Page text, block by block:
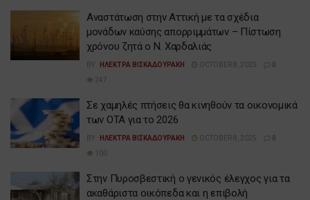
Αναστάτωση στην Αττική με τα σχέδια
μονάδων καύσης απορριμμάτων – Πίστωση
χρόνου ζητά ο Ν. Χαρδαλιάς
BY ΗΛΕΚΤΡΑ ΒΙΣΚΑΔΟΥΡΑΚΗ OCTOBER 8, 2025
247
Σε χαμηλές πτήσεις θα κινηθούν τα οικονομικά
των ΟΤΑ για το 2026
BY ΗΛΕΚΤΡΑ ΒΙΣΚΑΔΟΥΡΑΚΗ OCTOBER 8, 2025
100
Στην Πυροσβεστική ο γενικός έλεγχος για τα
ακαθάριστα οικόπεδα και η επιβολή